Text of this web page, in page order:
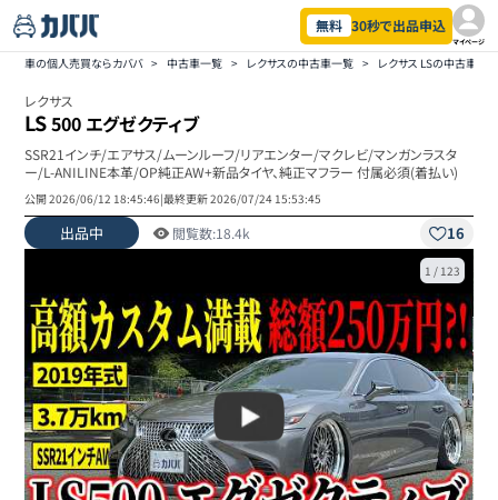
無料 30秒で出品申込
マイページ
車の個人売買ならカババ > 中古車一覧 > レクサスの中古車一覧 > レクサス LSの中古車一
レクサス
LS500 エグゼクティブ
SSR21インチ/エアサス/ムーンルーフ/リアエンター/マクレビ/マンガンラスタ
ー/L-ANILINE本革/OP純正AW+新品タイヤ、純正マフラー 付属必須(着払い)
公開2026/06/12 18:45:46|最終更新2026/07/24 15:53:45
出品中 閲覧数:18.4k 16
1 / 123